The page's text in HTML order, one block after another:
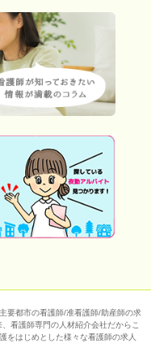
要都市の看護師/准看護師/助産師の求
看護師専門の人材紹介会社だからこ
をはじめとした様々な看護師の求人